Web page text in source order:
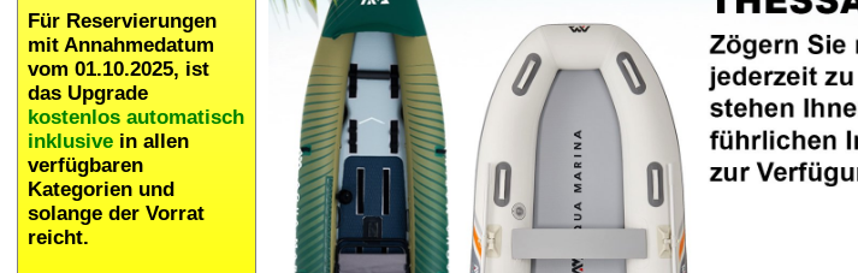
Für Reservierungen
mit Annahmedatum
vom 01.10.2025, ist
das Upgrade
kostenlos automatisch
inklusive in allen
verfügbaren
Kategorien und
solange der Vorrat
reicht.